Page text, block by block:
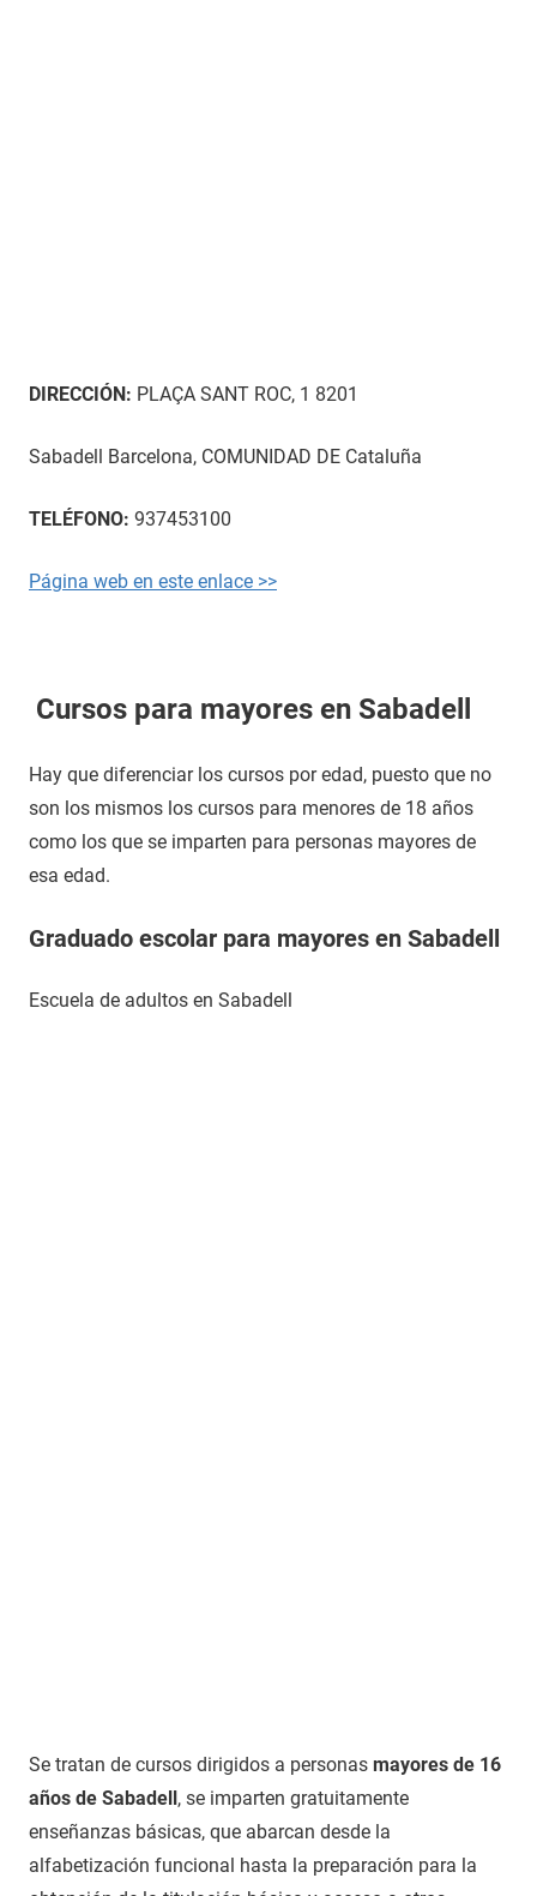
DIRECCIÓN: PLAÇA SANT ROC, 1 8201
Sabadell Barcelona, COMUNIDAD DE Cataluña
TELÉFONO: 937453100
Página web en este enlace >>
Cursos para mayores en Sabadell
Hay que diferenciar los cursos por edad, puesto que no
son los mismos los cursos para menores de 18 años
como los que se imparten para personas mayores de
esa edad.
Graduado escolar para mayores en Sabadell
Escuela de adultos en Sabadell
Se tratan de cursos dirigidos a personas mayores de 16
años de Sabadell, se imparten gratuitamente
enseñanzas básicas, que abarcan desde la
alfabetización funcional hasta la preparación para la